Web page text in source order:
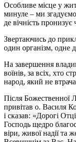
Особливе місце у
минуле – ми
де вічність
Звертаючись до
один організм, одне
На завершення
воїнів, за всіх, хто
народ, який не
Після Божественної
привітав о. Василя
і сказав: «Дорогі
Господь щедро
віри, живої надії та